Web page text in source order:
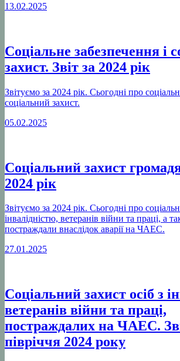
13.02.2025
Соціальне забезпечення і
захист. Звіт за 2024 рік
Звітуємо за 2024 рік. Сьогодні про
соціальний захист.
05.02.2025
Соціальний захист
2024 рік
Звітуємо за 2024 рік. Сьогодні про
інвалідністю, ветеранів війни та праці, а
постраждали внаслідок аварії на ЧАЕС.
27.01.2025
Соціальний захист осіб з
ветеранів війни та праці,
постраждалих на ЧАЕС.
півріччя 2024 року